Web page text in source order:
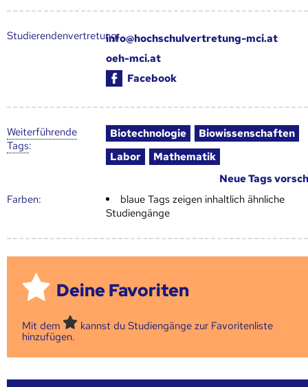
Studierendenvertretung:info@hochschulvertretung-mci.at
oeh-mci.at
Facebook
Weiter­führende
Tags:
Biotechnologie
Biowissenschaften
Labor
Mathematik
Neue Tags
Farben:
blaue Tags zeigen inhaltlich ähnliche
Studiengänge
Deine Favoriten
Mit dem
kannst du Studiengänge zur Favoritenliste
hinzufügen.